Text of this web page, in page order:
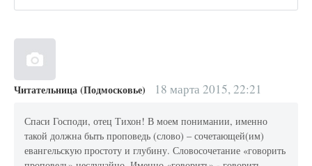
Читательница (Подмосковье) 18 марта 2015, 22:21
Спаси Господи, отец Тихон! В моем понимании, именно
такой должна быть проповедь (слово) – сочетающей(им)
евангельскую простоту и глубину. Словосочетание «говорить